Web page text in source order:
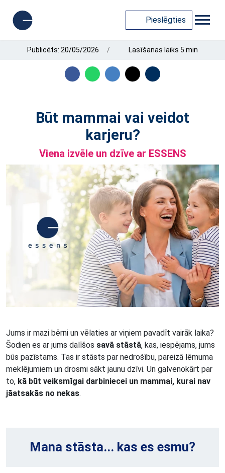
Pieslēgties
Publicēts: 20/05/2026 Lasīšanas laiks 5 min
Būt mammai vai veidot
karjeru?
Viena izvēle un dzīve ar ESSENS
Jums ir mazi bērni un vēlaties ar viņiem pavadīt vairāk laika?
Šodien es ar jums dalīšos savā stāstā, kas, iespējams, jums
būs pazīstams. Tas ir stāsts par nedrošību, pareizā lēmuma
meklējumiem un drosmi sākt jaunu dzīvi. Un galvenokārt par
to, kā būt veiksmīgai darbiniecei un mammai, kurai nav
jāatsakās no nekas.
Mana stāsta... kas es esmu?